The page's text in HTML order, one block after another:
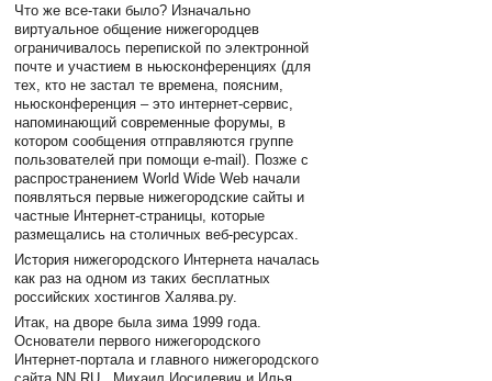
Что же все-таки было? Изначально
виртуальное общение нижегородцев
ограничивалось перепиской по электронной
почте и участием в ньюсконференциях (для
тех, кто не застал те времена, поясним,
ньюсконференция – это интернет-сервис,
напоминающий современные форумы, в
котором сообщения отправляются группе
пользователей при помощи e-mail). Позже с
распространением World Wide Web начали
появляться первые нижегородские сайты и
частные Интернет-страницы, которые
размещались на столичных веб-ресурсах.
История нижегородского Интернета началась
как раз на одном из таких бесплатных
российских хостингов Халява.ру.
Итак, на дворе была зима 1999 года.
Основатели первого нижегородского
Интернет-портала и главного нижегородского